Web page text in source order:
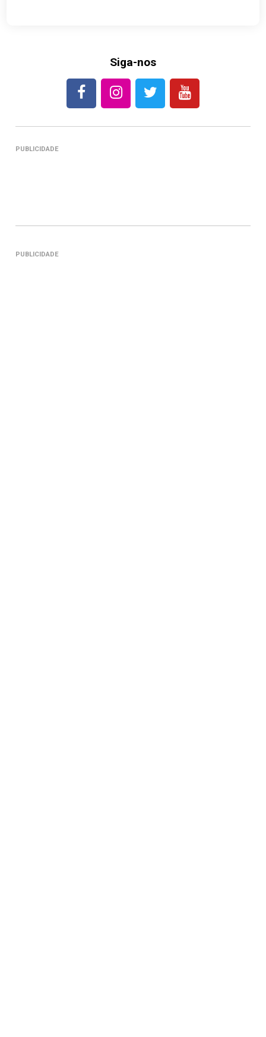
Siga-nos
PUBLICIDADE
PUBLICIDADE